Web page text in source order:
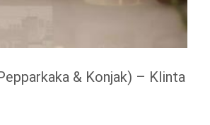
& Konjak) – Klinta